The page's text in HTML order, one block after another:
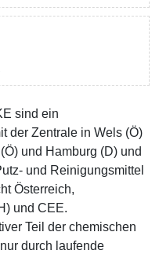
sind ein
der Zentrale in Wels (Ö)
und Hamburg (D) und
und Reinigungsmittel
Österreich,
und CEE.
Teil der chemischen
durch laufende